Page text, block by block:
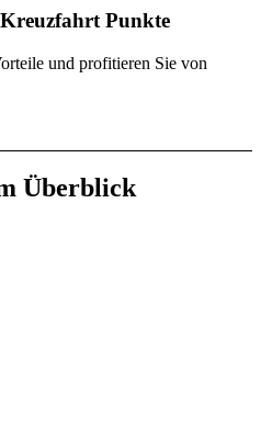
Kreuzfahrt Punkte
und profitieren Sie von
Überblick